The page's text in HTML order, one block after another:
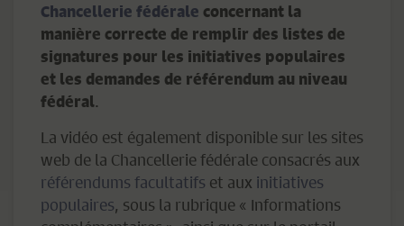
Chancellerie fédérale concernant la
manière correcte de remplir des listes de
signatures pour les initiatives populaires
et les demandes de référendum au niveau
fédéral.
La vidéo est également disponible sur les sites
web de la Chancellerie fédérale consacrés aux
référendums facultatifs et aux initiatives
populaires, sous la rubrique « Informations